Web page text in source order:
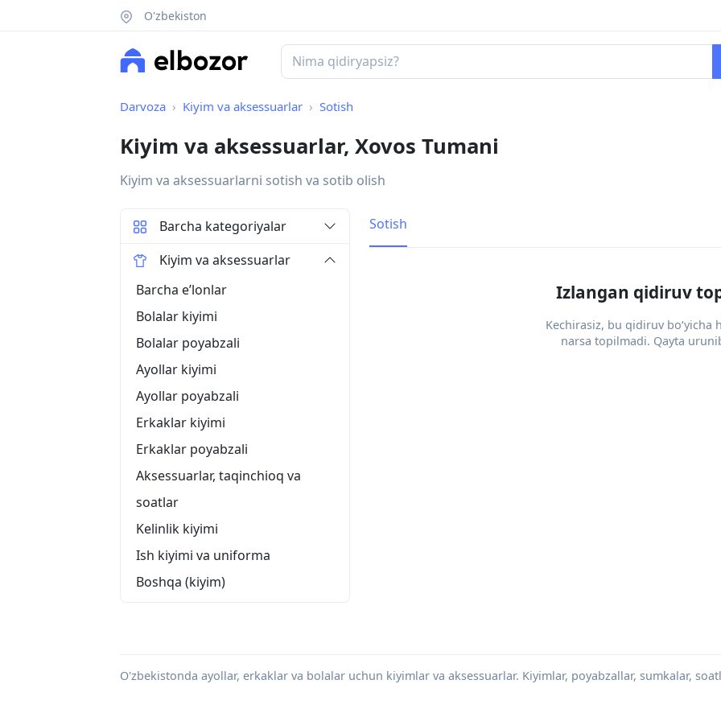
O'zbekiston
Darvoza Kiyim va aksessuarlar Sotish
Kiyim va aksessuarlar, Xovos Tumani
Kiyim va aksessuarlarni sotish va sotib olish
Sotish
Izlangan qidiruv
Kechirasiz, bu qidiruv bo‘yicha
narsa topilmadi. Qayta
Barcha kategoriyalar
Kiyim va aksessuarlar
Barcha eʼlonlar
Bolalar kiyimi
Bolalar poyabzali
Ayollar kiyimi
Ayollar poyabzali
Erkaklar kiyimi
Erkaklar poyabzali
Aksessuarlar, taqinchioq va
soatlar
Kelinlik kiyimi
Ish kiyimi va uniforma
Boshqa (kiyim)
O'zbekistonda ayollar, erkaklar va bolalar uchun kiyimlar va aksessuarlar. Kiyimlar, poyabzallar, sumkalar,